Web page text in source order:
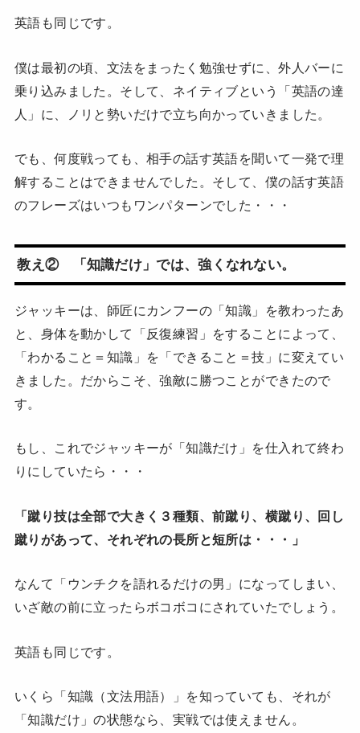
英語も同じです。
僕は最初の頃、文法をまったく勉強せずに、外人バーに
乗り込みました。そして、ネイティブという「英語の達
人」に、ノリと勢いだけで立ち向かっていきました。
でも、何度戦っても、相手の話す英語を聞いて一発で理
解することはできませんでした。そして、僕の話す英語
のフレーズはいつもワンパターンでした・・・
教え② 「知識だけ」では、強くなれない。
ジャッキーは、師匠にカンフーの「知識」を教わったあ
と、身体を動かして「反復練習」をすることによって、
「わかること＝知識」を「できること＝技」に変えてい
きました。だからこそ、強敵に勝つことができたので
す。
もし、これでジャッキーが「知識だけ」を仕入れて終わ
りにしていたら・・・
「蹴り技は全部で大きく３種類、前蹴り、横蹴り、回し
蹴りがあって、それぞれの長所と短所は・・・」
なんて「ウンチクを語れるだけの男」になってしまい、
いざ敵の前に立ったらボコボコにされていたでしょう。
英語も同じです。
いくら「知識（文法用語）」を知っていても、それが
「知識だけ」の状態なら、実戦では使えません。